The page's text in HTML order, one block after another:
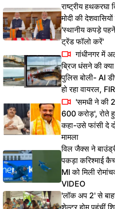
राष्ट्रीय हथकरघा
मोदी की
'स्थानीय कपड़े
ट्रेंड फॉलो करें'
गांधीनगर में
ब्रिज धंसने की
पुलिस बोली- AI
हो रहा वायरल,
'समधी ने की
600 करोड़', रोते
कहा-उसे फांसी दे
मामला
विल जैक्स ने
पकड़ा करिश्माई
MI को मिली
VIDEO
'लॉक अप 2' से
शेल्टर होम पहुंचीं